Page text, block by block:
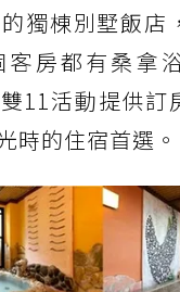
獨棟別墅飯店
客房都有桑拿
11活動提供訂
時的住宿首選。